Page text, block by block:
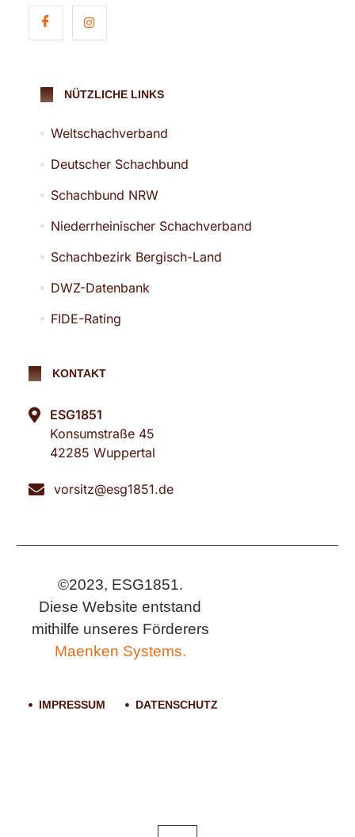
NÜTZLICHE LINKS
Weltschachverband
Deutscher Schachbund
Schachbund NRW
Niederrheinischer Schachverband
Schachbezirk Bergisch-Land
DWZ-Datenbank
FIDE-Rating
KONTAKT
ESG1851
Konsumstraße 45
42285 Wuppertal
vorsitz@esg1851.de
©2023, ESG1851.
Diese Website entstand
mithilfe unseres Förderers
Maenken Systems.
IMPRESSUM DATENSCHUTZ